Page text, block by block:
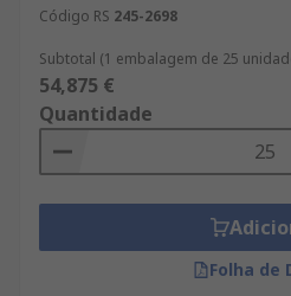
Código RS 245-2698
Subtotal (1 embalagem de 25
54,875 €
Quantidade
Folha de